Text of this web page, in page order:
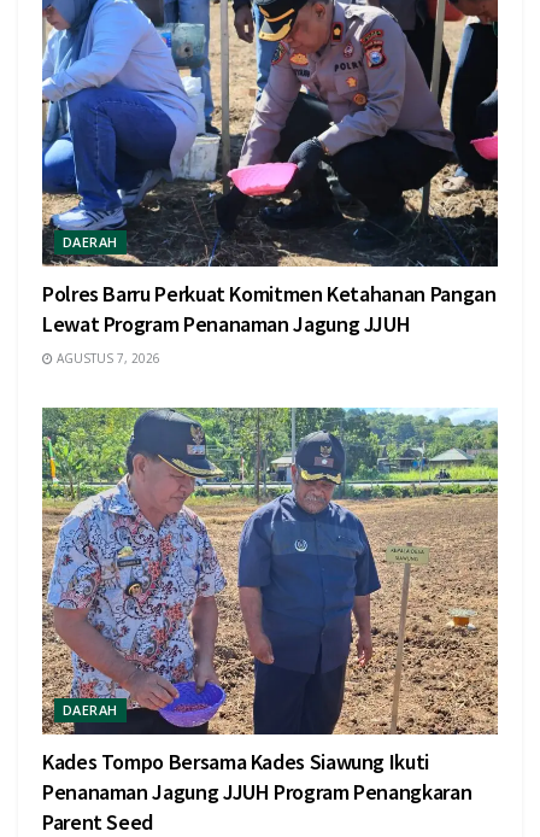
DAERAH
Polres Barru Perkuat Komitmen Ketahanan Pangan
Lewat Program Penanaman Jagung JJUH
AGUSTUS 7, 2026
DAERAH
Kades Tompo Bersama Kades Siawung Ikuti
Penanaman Jagung JJUH Program Penangkaran
Parent Seed